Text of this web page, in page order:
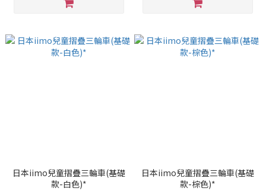
日本iimo兒童摺疊三輪車(基礎
款-白色)*
日本iimo兒童摺疊三輪車(基礎
款-棕色)*